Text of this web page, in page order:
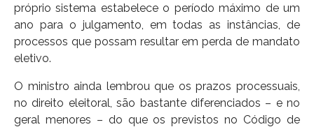
próprio sistema estabelece o período máximo de um
ano para o julgamento, em todas as instâncias, de
processos que possam resultar em perda de mandato
eletivo.
O ministro ainda lembrou que os prazos processuais,
no direito eleitoral, são bastante diferenciados – e no
geral menores – do que os previstos no Código de